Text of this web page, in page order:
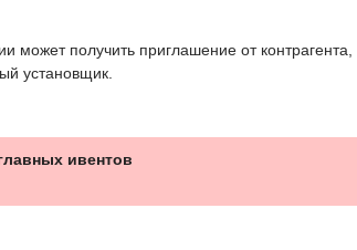
получить приглашение от контрагента,
установщик.
ивентов